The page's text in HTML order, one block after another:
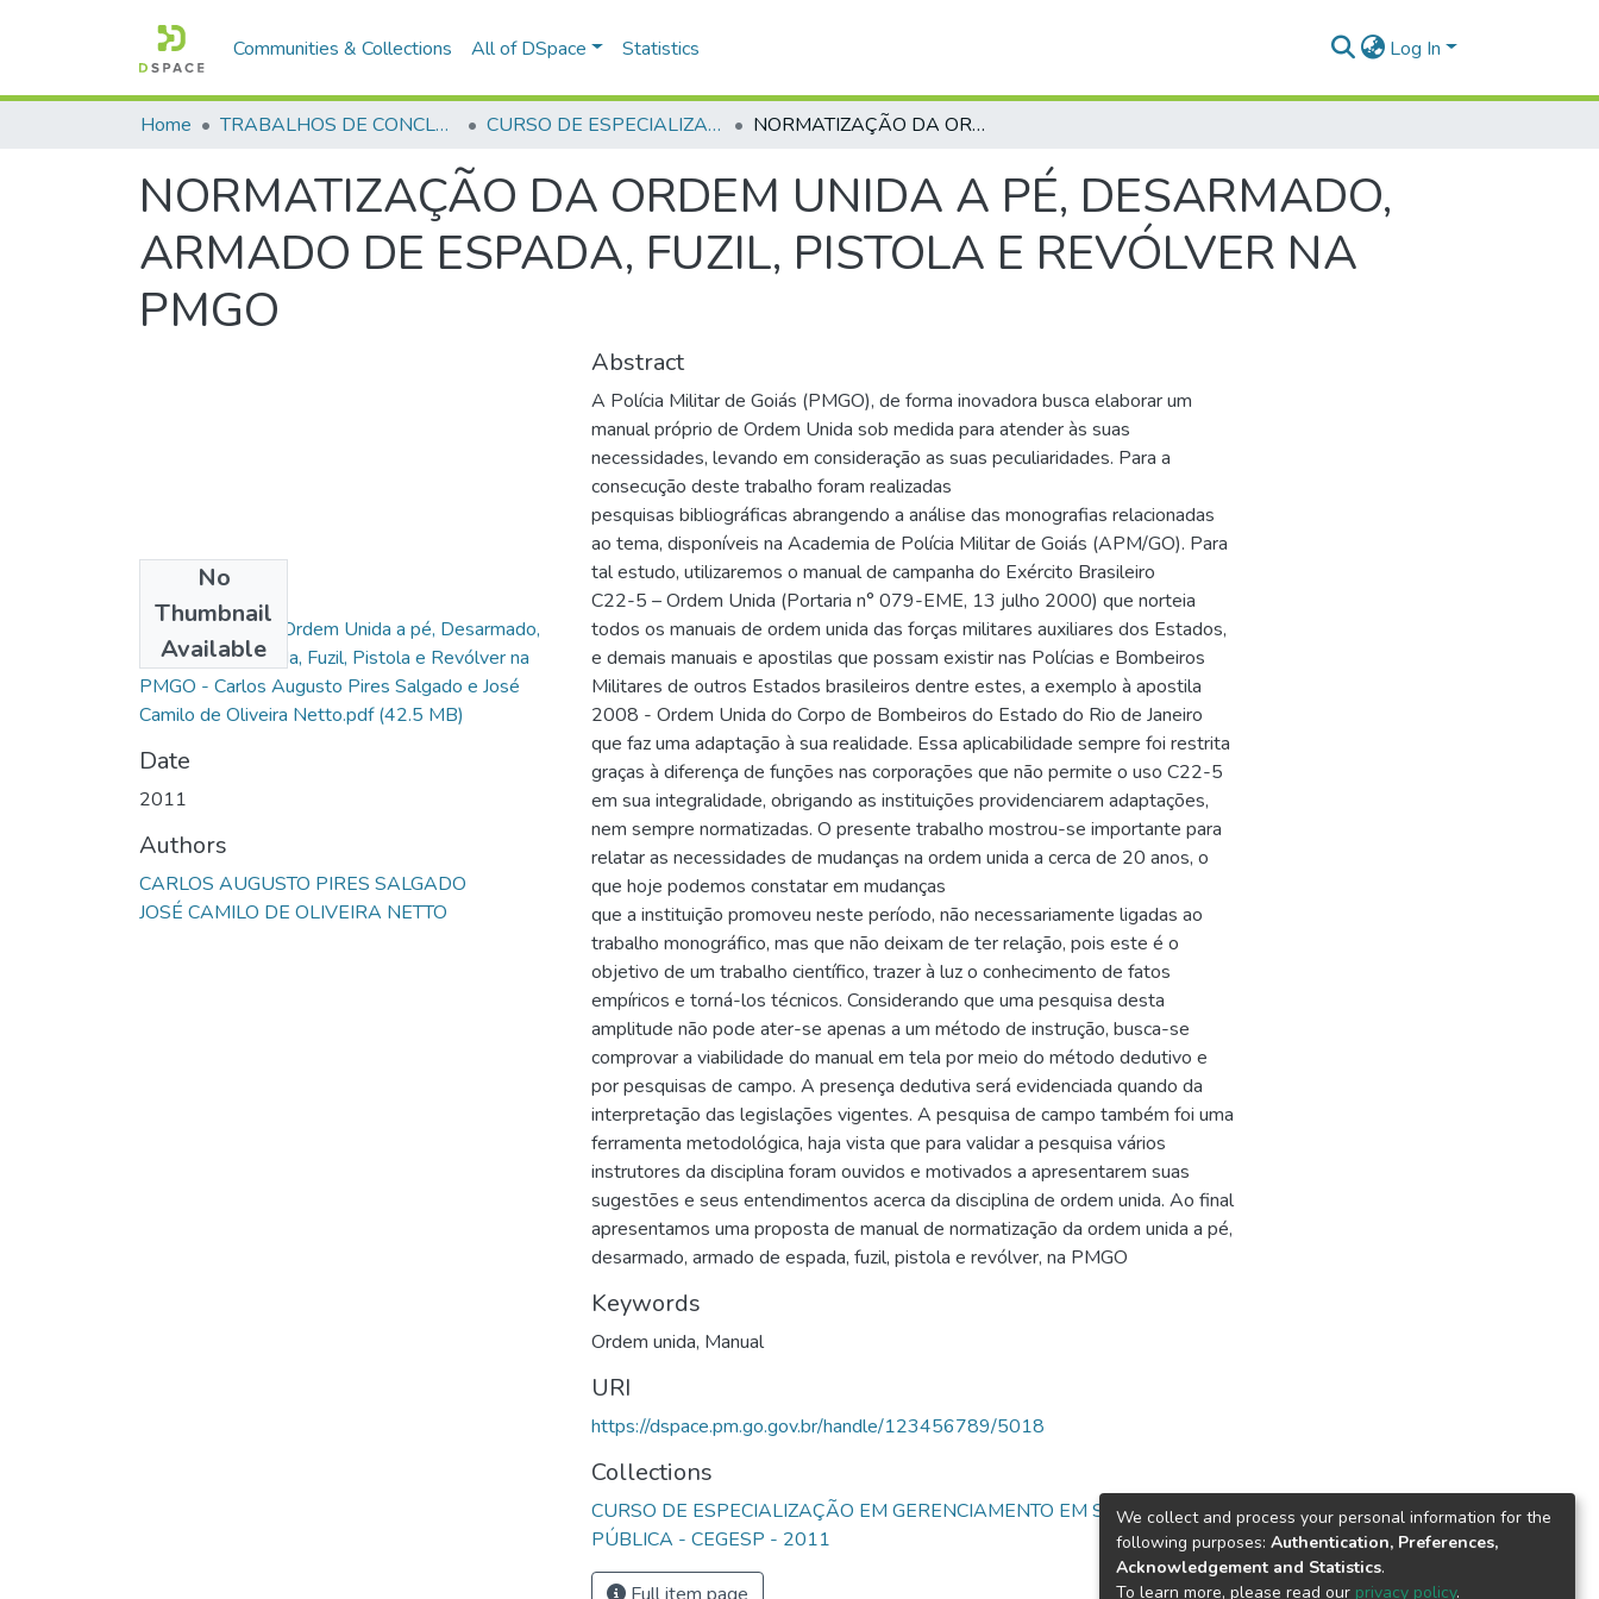
Communities & Collections All of DSpace Statistics Log In
Home TRABALHOS DE CONCLUSÃO DE CURSO - CEGESP (CURSO DE ESPECIALIZAÇÃO EM GERENCIAMENTO EM SEGURANÇA PÚBLICA) CURSO DE ESPECIALIZAÇÃO EM GERENCIAMENTO EM SEGURANÇA PÚBLICA - CEGESP - 2011 NORMATIZAÇÃO DA ORDEM UNIDA A PÉ, DESARMADO, ARMADO DE ESPADA, FUZIL, PISTOLA E REVÓLVER NA PMGO
NORMATIZAÇÃO DA ORDEM UNIDA A PÉ, DESARMADO,
ARMADO DE ESPADA, FUZIL, PISTOLA E REVÓLVER NA
PMGO
No
Thumbnail
Available
Normatização da Ordem Unida a pé, Desarmado,
Armado de Espada, Fuzil, Pistola e Revólver na
PMGO - Carlos Augusto Pires Salgado e José
Camilo de Oliveira Netto.pdf(42.5 MB)
Date
2011
Authors
CARLOS AUGUSTO PIRES SALGADO
JOSÉ CAMILO DE OLIVEIRA NETTO
Abstract
A Polícia Militar de Goiás (PMGO), de forma inovadora busca elaborar um
manual próprio de Ordem Unida sob medida para atender às suas
necessidades, levando em consideração as suas peculiaridades. Para a
consecução deste trabalho foram realizadas
pesquisas bibliográficas abrangendo a análise das monografias relacionadas
ao tema, disponíveis na Academia de Polícia Militar de Goiás (APM/GO). Para
tal estudo, utilizaremos o manual de campanha do Exército Brasileiro
C22-5 – Ordem Unida (Portaria n° 079-EME, 13 julho 2000) que norteia
todos os manuais de ordem unida das forças militares auxiliares dos Estados,
e demais manuais e apostilas que possam existir nas Polícias e Bombeiros
Militares de outros Estados brasileiros dentre estes, a exemplo à apostila
2008 - Ordem Unida do Corpo de Bombeiros do Estado do Rio de Janeiro
que faz uma adaptação à sua realidade. Essa aplicabilidade sempre foi restrita
graças à diferença de funções nas corporações que não permite o uso C22-5
em sua integralidade, obrigando as instituições providenciarem adaptações,
nem sempre normatizadas. O presente trabalho mostrou-se importante para
relatar as necessidades de mudanças na ordem unida a cerca de 20 anos, o
que hoje podemos constatar em mudanças
que a instituição promoveu neste período, não necessariamente ligadas ao
trabalho monográfico, mas que não deixam de ter relação, pois este é o
objetivo de um trabalho científico, trazer à luz o conhecimento de fatos
empíricos e torná-los técnicos. Considerando que uma pesquisa desta
amplitude não pode ater-se apenas a um método de instrução, busca-se
comprovar a viabilidade do manual em tela por meio do método dedutivo e
por pesquisas de campo. A presença dedutiva será evidenciada quando da
interpretação das legislações vigentes. A pesquisa de campo também foi uma
ferramenta metodológica, haja vista que para validar a pesquisa vários
instrutores da disciplina foram ouvidos e motivados a apresentarem suas
sugestões e seus entendimentos acerca da disciplina de ordem unida. Ao final
apresentamos uma proposta de manual de normatização da ordem unida a pé,
desarmado, armado de espada, fuzil, pistola e revólver, na PMGO
Keywords
Ordem unida, Manual
URI
https://dspace.pm.go.gov.br/handle/123456789/5018
Collections
CURSO DE ESPECIALIZAÇÃO EM GERENCIAMENTO EM SEGURANÇA
PÚBLICA - CEGESP - 2011
We collect and process your personal information for the
following purposes: Authentication, Preferences,
Acknowledgement and Statistics.
To learn more, please read our privacy policy.